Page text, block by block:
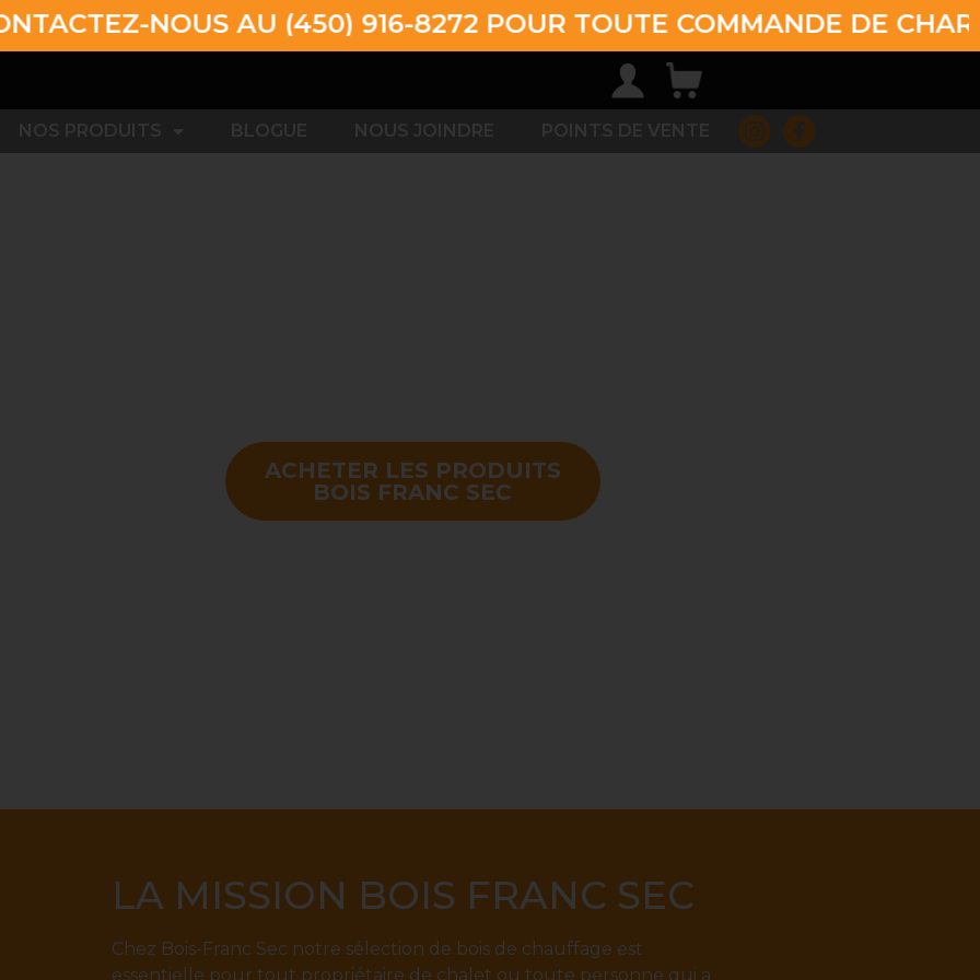
NOUS AU (450) 916-8272 POUR TOUTE COMMANDE DE CHARBON DE
ACHETER LES PRODUITS
BOIS FRANC SEC
LA MISSION BOIS FRANC SEC
Chez Bois-Franc Sec notre sélection de bois de chauffage est
essentielle pour tout propriétaire de chalet ou toute personne qui a